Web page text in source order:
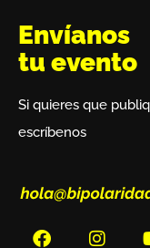
Envíanos
tu evento
Si quieres que
escríbenos